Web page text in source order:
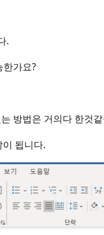
.
한가요?
방법은 거의다 한것
됩니다.